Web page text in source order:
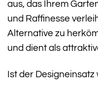
aus, das Ihrem
und Raffinesse
Alternative zu
und dient als
Ist der